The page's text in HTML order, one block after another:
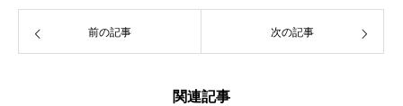
前の記事 次の記事
関連記事